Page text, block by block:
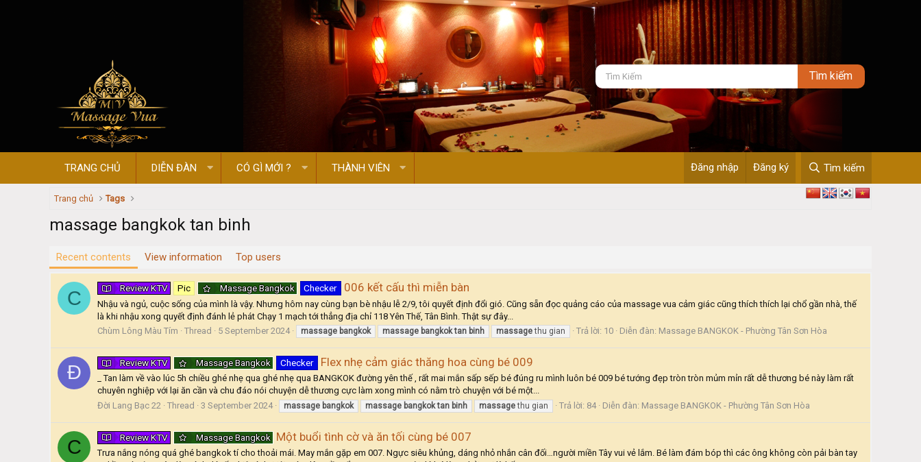
TRANG CHỦ DIỄN ĐÀN CÓ GÌ MỚI ? THÀNH VIÊN Đăng nhập Đăng ký Tìm kiếm
Trang chủ Tags
massage bangkok tan binh
Recent contents View information Top users
C Review KTV Pic Massage Bangkok Checker 006 kết cấu thì miễn bàn
Nhậu và ngủ, cuộc sống của mình là vậy. Nhưng hôm nay cùng bạn bè nhậu lễ 2/9, tôi quyết định đổi gió. Cũng sẵn đọc quảng cáo của massage vua cảm giác cũng thích thích lại chổ gần nhà, thế
là khi nhậu xong quyết định đánh lẻ phát Chạy 1 mạch tới thẳng địa chỉ 118 Yên Thế, Tân Bình. Thật sự đây...
Chùm Lông Màu Tím
Thread 5 September 2024 massage bangkok massage bangkok tan binh massagethu gian Trả lời: 10 Diễn đàn: Massage BANGKOK - Phường Tân Sơn Hòa
Đ Review KTV Massage Bangkok Checker Flex nhẹ cảm giác thăng hoa cùng bé 009
_ Tan làm về vào lúc 5h chiều ghé nhẹ qua ghé nhẹ qua BANGKOK đường yên thế , rất mai mắn sấp sếp bé đúng ru mình luôn bé 009 bé tướng đẹp tròn tròn mủm mỉn rất dễ thương bé này làm rất
chuyên nghiệp với lại ăn cần và chu đáo nói chuyện dễ thương cực làm xong mình có nằm trò chuyện với bé một...
Đời Lang Bạc 22
Thread 3 September 2024 massage bangkok massage bangkok tan binh massagethu gian Trả lời: 84 Diễn đàn: Massage BANGKOK - Phường Tân Sơn Hòa
C Review KTV Massage Bangkok Một buổi tình cờ và ăn tối cùng bé 007
Trưa nắng nóng quá ghé bangkok tí cho thoải mái. May mắn gặp em 007. Ngực siêu khủng, dáng nhỏ nhắn cân đối…người miền Tây vui vẻ lắm. Bé làm đám bóp thì các ông không còn pải bàn tay